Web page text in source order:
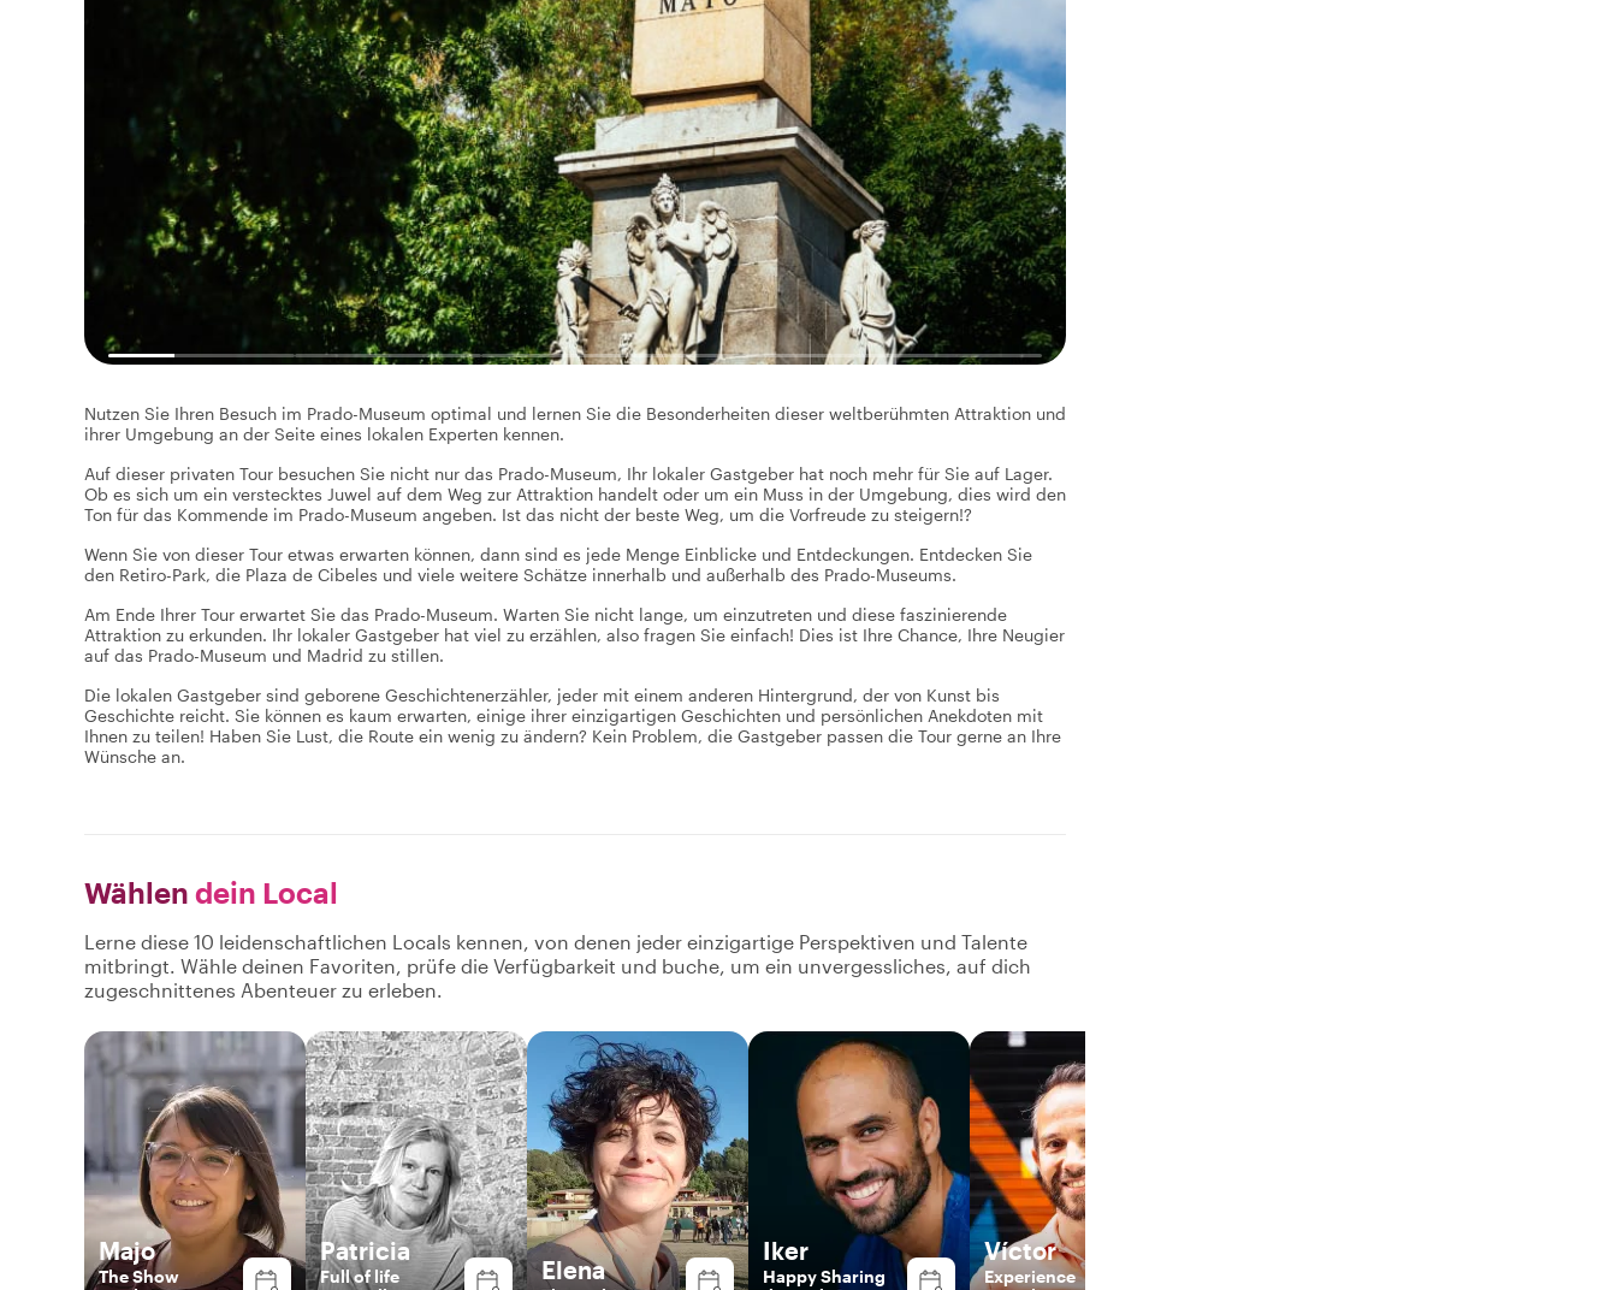
Nutzen Sie Ihren Besuch im Prado-Museum optimal und lernen Sie die Besonderheiten dieser weltberühmten Attraktion und
ihrer Umgebung an der Seite eines lokalen Experten kennen.
Auf dieser privaten Tour besuchen Sie nicht nur das Prado-Museum, Ihr lokaler Gastgeber hat noch mehr für Sie auf Lager.
Ob es sich um ein verstecktes Juwel auf dem Weg zur Attraktion handelt oder um ein Muss in der Umgebung, dies wird den
Ton für das Kommende im Prado-Museum angeben. Ist das nicht der beste Weg, um die Vorfreude zu steigern!?
Wenn Sie von dieser Tour etwas erwarten können, dann sind es jede Menge Einblicke und Entdeckungen. Entdecken Sie
den Retiro-Park, die Plaza de Cibeles und viele weitere Schätze innerhalb und außerhalb des Prado-Museums.
Am Ende Ihrer Tour erwartet Sie das Prado-Museum. Warten Sie nicht lange, um einzutreten und diese faszinierende
Attraktion zu erkunden. Ihr lokaler Gastgeber hat viel zu erzählen, also fragen Sie einfach! Dies ist Ihre Chance, Ihre Neugier
auf das Prado-Museum und Madrid zu stillen.
Die lokalen Gastgeber sind geborene Geschichtenerzähler, jeder mit einem anderen Hintergrund, der von Kunst bis
Geschichte reicht. Sie können es kaum erwarten, einige ihrer einzigartigen Geschichten und persönlichen Anekdoten mit
Ihnen zu teilen! Haben Sie Lust, die Route ein wenig zu ändern? Kein Problem, die Gastgeber passen die Tour gerne an Ihre
Wünsche an.
Wählen dein Local
Lerne diese 10 leidenschaftlichen Locals kennen, von denen jeder einzigartige Perspektiven und Talente
mitbringt. Wähle deinen Favoriten, prüfe die Verfügbarkeit und buche, um ein unvergessliches, auf dich
zugeschnittenes Abenteuer zu erleben.
Majo
The Show
Patricia
Full of life
Elena
Iker
Happy Sharing
Víctor
Experience